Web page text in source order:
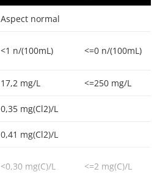
Aspect normal
<1 n/(100mL) <=0 n/(100mL)
17,2 mg/L <=250 mg/L
0,35 mg(Cl2)/L
0,41 mg(Cl2)/L
<0,30 mg(C)/L <=2 mg(C)/L